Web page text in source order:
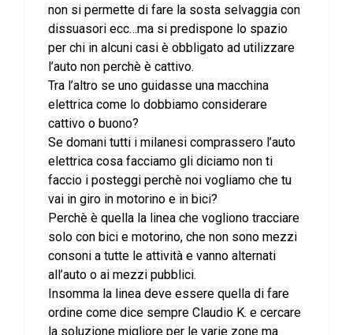
non si permette di fare la sosta selvaggia con
dissuasori ecc…ma si predispone lo spazio
per chi in alcuni casi è obbligato ad utilizzare
l’auto non perchè è cattivo.
Tra l’altro se uno guidasse una macchina
elettrica come lo dobbiamo considerare
cattivo o buono?
Se domani tutti i milanesi comprassero l’auto
elettrica cosa facciamo gli diciamo non ti
faccio i posteggi perchè noi vogliamo che tu
vai in giro in motorino e in bici?
Perchè è quella la linea che vogliono tracciare
solo con bici e motorino, che non sono mezzi
consoni a tutte le attività e vanno alternati
all’auto o ai mezzi pubblici.
Insomma la linea deve essere quella di fare
ordine come dice sempre Claudio K. e cercare
la soluzione migliore per le varie zone ma